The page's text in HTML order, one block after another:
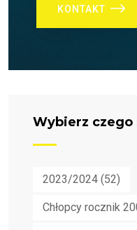
KONTAKT
Wybierz czego
2023/2024 (52)
Chłopcy rocznik